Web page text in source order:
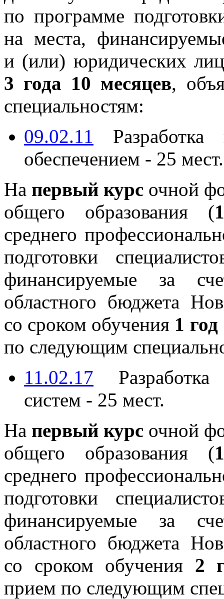
по программе
на места,
и (или) юридических
3 года 10 месяцев,
специальностям:
09.02.11
обеспечением - 25 мест.
На первый курс очной
общего образования (
среднего
подготовки
финансируемые за
областного бюджета
со сроком обучения 1
по следующим
11.02.17
систем - 25 мест.
На первый курс очной
общего образования (
среднего
подготовки
финансируемые за
областного бюджета
со сроком обучения 2
прием по следующим